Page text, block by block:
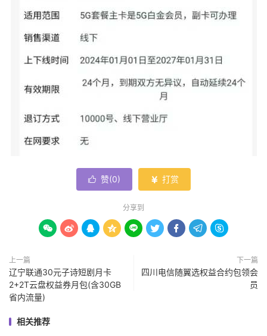
 赞(0)  打赏
分享到
        
上一篇
辽宁联通30元子诗短剧月卡
2+2T云盘权益券月包(含30GB
省内流量)
下一篇
四川电信随翼选权益合约包领会
员
相关推荐